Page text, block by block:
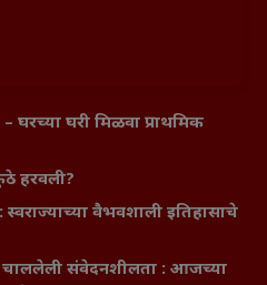
घरच्या घरी मिळवा प्राथमिक
हरवली?
: स्वराज्याच्या वैभवशाली इतिहासाचे
चाललेली संवेदनशीलता : आजच्या